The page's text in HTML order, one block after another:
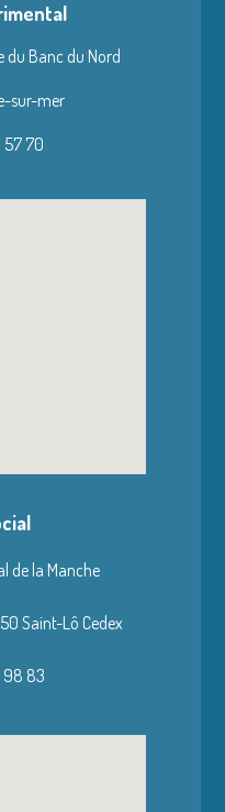
du Banc du Nord
sur-mer
57 70
de la Manche
Saint-Lô Cedex
98 83